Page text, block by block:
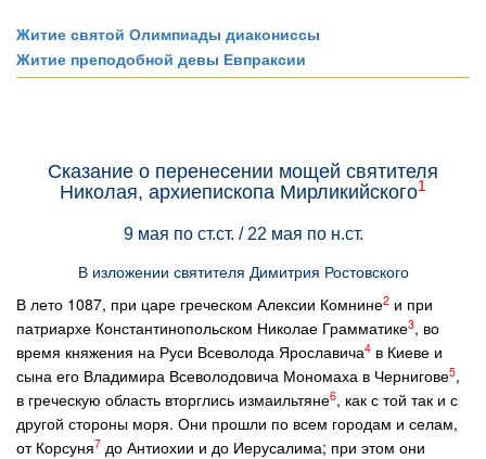
Житие святой Олимпиады диакониссы
Житие преподобной девы Евпраксии
Сказание о перенесении мощей святителя
Николая, архиепископа Мирликийского1
9 мая по ст.ст. / 22 мая по н.ст.
В изложении святителя Димитрия Ростовского
В лето 1087, при царе греческом Алексии Комнине2 и при
патриархе Константинопольском Николае Грамматике3, во
время княжения на Руси Всеволода Ярославича4 в Киеве и
сына его Владимира Всеволодовича Мономаха в Чернигове5,
в греческую область вторглись измаильтяне6, как с той так и с
другой стороны моря. Они прошли по всем городам и селам,
от Корсуня7 до Антиохии и до Иерусалима; при этом они